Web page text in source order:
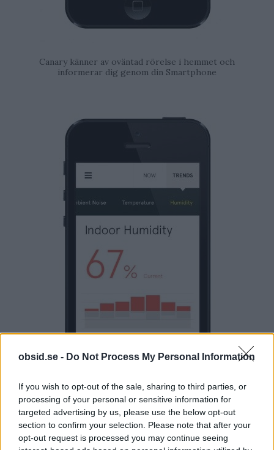
obsid.se - Do Not Process My Personal Information
If you wish to opt-out of the sale, sharing to third parties, or
processing of your personal or sensitive information for
targeted advertising by us, please use the below opt-out
section to confirm your selection. Please note that after your
opt-out request is processed you may continue seeing
Canary känner av oväntad rörelse i hemmet och
informerar dig genom din Smartphone